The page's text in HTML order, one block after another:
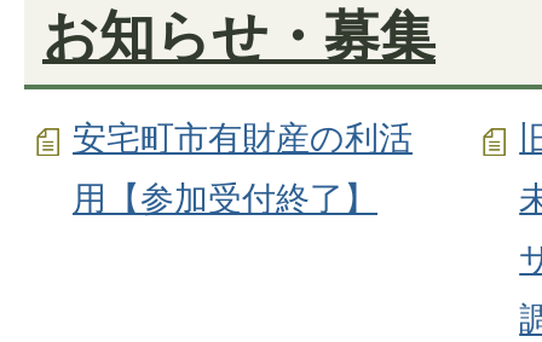
お知らせ・募集
安宅町市有財産の利活
用【参加受付終了】